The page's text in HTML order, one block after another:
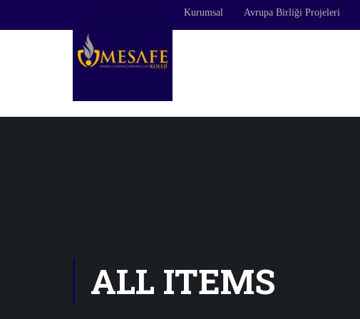
Kurumsal Avrupa Birliği Projeleri
ALL ITEMS